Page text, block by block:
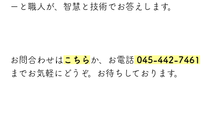
ーと職人が、智慧と技術でお答えします。
お問合わせは こちら か、お電話 045-442-7461
までお気軽にどうぞ。お待ちしております。